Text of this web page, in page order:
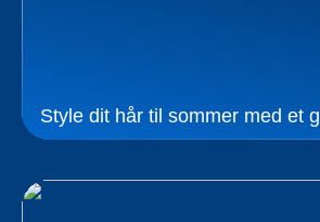
Style dit hår til sommer med et